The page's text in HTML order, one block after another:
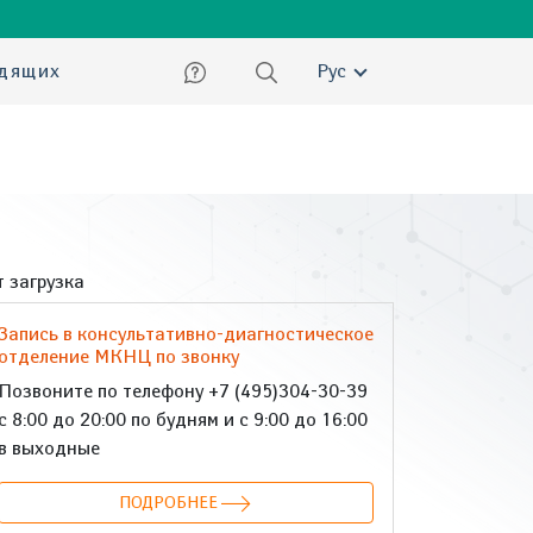
Русский
загрузка
в консультативно-диагностическое
отделение МКНЦ по звонку
Позвоните по телефону +7 (495)304-30-39
с 8:00 до 20:00 по будням и с 9:00 до 16:00
в выходные
ПОДРОБНЕЕ